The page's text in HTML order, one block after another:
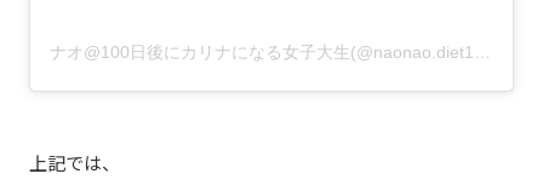
ナオ@100日後にカリナになる女子大生(@naonao.diet1201)がシェアした投稿
上記では、